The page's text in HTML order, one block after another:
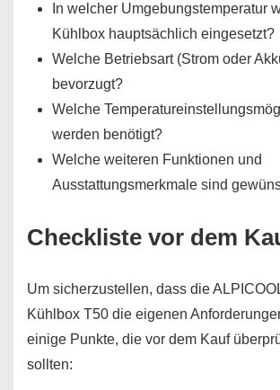
In welcher Umgebungstemperatur
Kühlbox hauptsächlich eingesetzt?
Welche Betriebsart (Strom oder
bevorzugt?
Welche
werden benötigt?
Welche weiteren Funktionen und
Ausstattungsmerkmale sind
Checkliste vor dem
Um sicherzustellen, dass die
Kühlbox T50 die eigenen
einige Punkte, die vor dem Kauf
sollten: